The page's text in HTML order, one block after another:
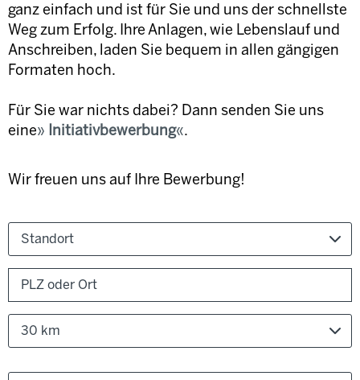
ganz einfach und ist für Sie und uns der schnellste
Weg zum Erfolg. Ihre Anlagen, wie Lebenslauf und
Anschreiben, laden Sie bequem in allen gängigen
Formaten hoch.
Für Sie war nichts dabei? Dann senden Sie uns
eine
Initiativbewerbung .
Wir freuen uns auf Ihre Bewerbung!
Standort
30 km